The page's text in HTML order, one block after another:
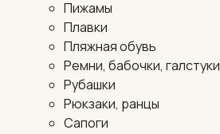
Пижамы
Плавки
Пляжная обувь
Ремни, бабочки, галстуки
Рубашки
Рюкзаки, ранцы
Сапоги